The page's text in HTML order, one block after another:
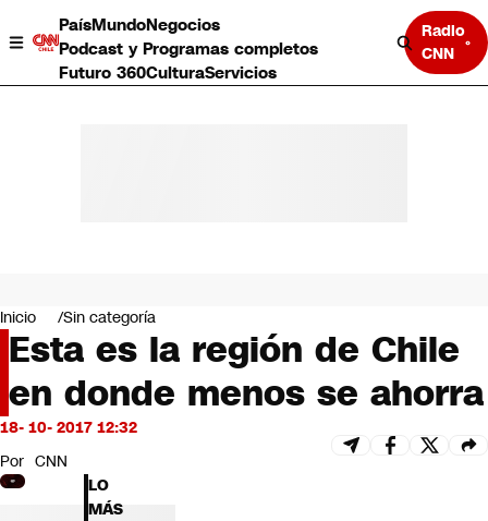
PaísMundoNegocios
Podcast y Programas completos
Futuro 360CulturaServicios
Radio
CNN
Negocios
Deportes
Programas completos
Cultura
Servicios
Bits
CNN Data
CNN tiempo
Futuro 360
Inicio Sin categoría
Esta es la región de Chile
en donde menos se ahorra
18- 10- 2017 12:32
Por CNN
LO
MÁS